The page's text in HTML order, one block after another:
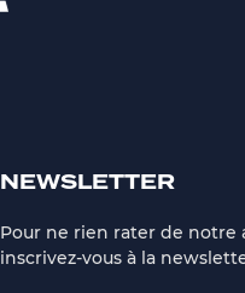
NEWSLETTER
Pour ne rien rater de notre
inscrivez-vous à la